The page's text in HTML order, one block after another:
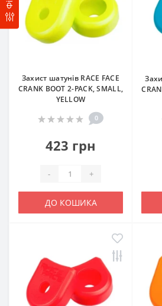
Захист шатунів RACE FACE
CRANK BOOT 2-PACK, SMALL,
YELLOW
0
423 грн
- +
ДО КОШИКА